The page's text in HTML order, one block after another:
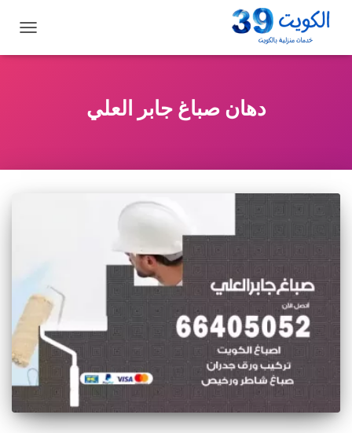
التنقل
دهان صباغ جابر العلي